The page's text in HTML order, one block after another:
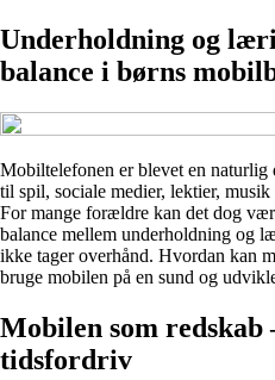
Underholdning og
balance i børns
Mobiltelefonen er blevet en naturlig
til spil, sociale medier, lektier,
For mange forældre kan det dog
balance mellem underholdning og
ikke tager overhånd. Hvordan kan
bruge mobilen på en sund og
Mobilen som redskab
tidsfordriv